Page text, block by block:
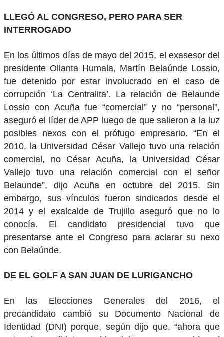
LLEGÓ AL CONGRESO, PERO PARA SER
INTERROGADO
En los últimos días de mayo del 2015, el exasesor del
presidente Ollanta Humala, Martín Belaúnde Lossio,
fue detenido por estar involucrado en el caso de
corrupción ‘La Centralita’. La relación de Belaunde
Lossio con Acuña fue “comercial” y no “personal”,
aseguró el líder de APP luego de que salieron a la luz
posibles nexos con el prófugo empresario. “En el
2010, la Universidad César Vallejo tuvo una relación
comercial, no César Acuña, la Universidad César
Vallejo tuvo una relación comercial con el señor
Belaunde”, dijo Acuña en octubre del 2015. Sin
embargo, sus vínculos fueron sindicados desde el
2014 y el exalcalde de Trujillo aseguró que no lo
conocía. El candidato presidencial tuvo que
presentarse ante el Congreso para aclarar su nexo
con Belaúnde.
DE EL GOLF A SAN JUAN DE LURIGANCHO
En las Elecciones Generales del 2016, el
precandidato cambió su Documento Nacional de
Identidad (DNI) porque, según dijo que, “ahora que